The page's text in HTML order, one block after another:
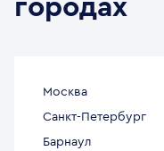
городах
Москва
Санкт-Петербург
Барнаул